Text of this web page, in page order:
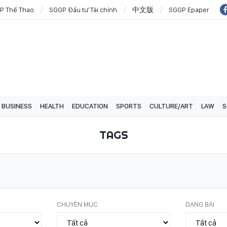
Thể Thao SGGP Đầu tư Tài chính 中文版 SGGP Epaper
BUSINESS HEALTH EDUCATION SPORTS CULTURE/ART LAW
TAGS
CHUYÊN MỤC DẠNG BÀI